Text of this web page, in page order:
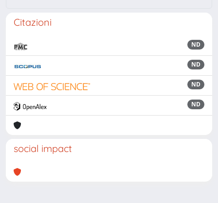
Citazioni
ND
ND
ND
ND
social impact